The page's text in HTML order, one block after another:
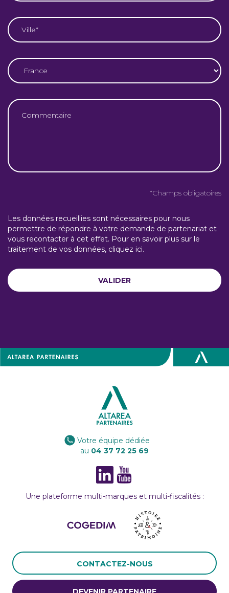
*Champs obligatoires
Les données recueillies sont nécessaires pour nous
permettre de répondre à votre demande de partenariat et
vous recontacter à cet effet. Pour en savoir plus sur le
traitement de vos données, cliquez ici.
VALIDER
Votre équipe dédiée
au 04 37 72 25 69
Une plateforme multi-marques et multi-fiscalités :
CONTACTEZ-NOUS